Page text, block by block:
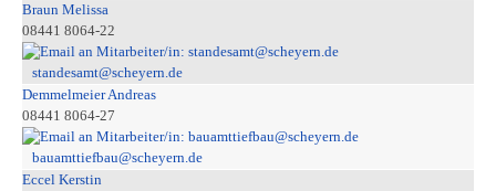
Braun Melissa
08441 8064-22
standesamt@scheyern.de
Demmelmeier Andreas
08441 8064-27
bauamttiefbau@scheyern.de
Eccel Kerstin